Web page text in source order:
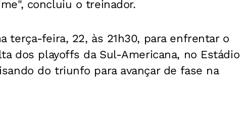
concluiu o treinador.
terça-feira, 22, às 21h30, para enfrentar o
dos playoffs da Sul-Americana, no Estádio
do triunfo para avançar de fase na